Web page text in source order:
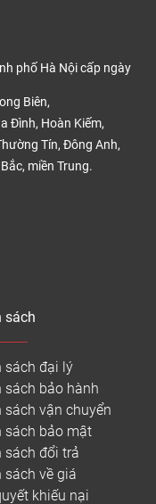
phố Hà Nội cấp ngày
Biên,
Đình, Hoàn Kiếm,
Tín, Đông Anh,
miền Trung.
sách
sách đại lý
sách bảo hành
sách vận chuyển
sách bảo mật
sách đổi trả
sách về giá
khiếu nại